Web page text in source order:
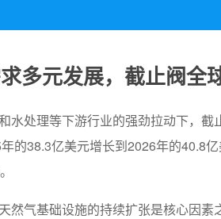
多元发展，截止阀全
水处理等下游行业的强劲拉动下，
的38.3亿美元增长到2026年的40.8
然气基础设施的持续扩张是核心因